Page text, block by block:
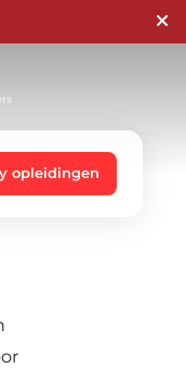
opleidingen